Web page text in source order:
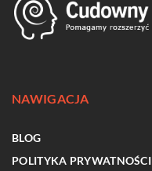
NAWIGACJA
BLOG
POLITYKA PRYWATNOŚCI